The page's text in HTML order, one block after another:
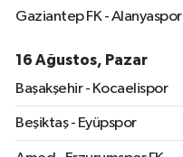
Gaziantep FK - Alanyaspor
16 Ağustos, Pazar
Başakşehir - Kocaelispor
Beşiktaş - Eyüpspor